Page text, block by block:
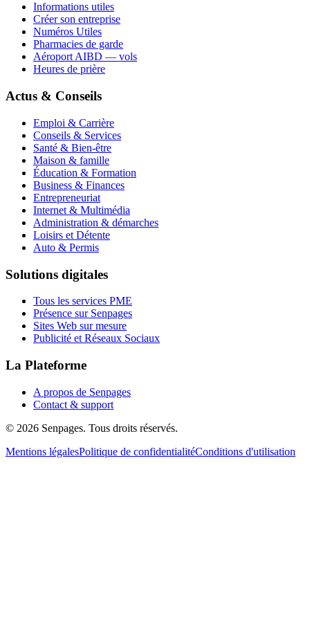
Informations utiles
Créer son entreprise
Numéros Utiles
Pharmacies de garde
Aéroport AIBD — vols
Heures de prière
Actus & Conseils
Emploi & Carrière
Conseils & Services
Santé & Bien-être
Maison & famille
Éducation & Formation
Business & Finances
Entrepreneuriat
Internet & Multimédia
Administration & démarches
Loisirs et Détente
Auto & Permis
Solutions digitales
Tous les services PME
Présence sur Senpages
Sites Web sur mesure
Publicité et Réseaux Sociaux
La Plateforme
A propos de Senpages
Contact & support
© 2026 Senpages. Tous droits réservés.
Mentions légalesPolitique de confidentialitéConditions d'utilisation